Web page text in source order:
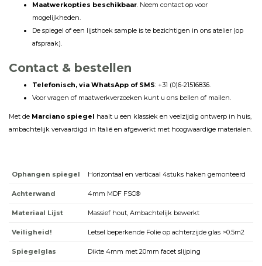
Maatwerkopties beschikbaar. Neem contact op voor
mogelijkheden.
De spiegel of een lijsthoek sample is te bezichtigen in ons atelier (op
afspraak).
Contact & bestellen
Telefonisch, via WhatsApp of SMS: +31 (0)6-21516836.
Voor vragen of maatwerkverzoeken kunt u ons bellen of mailen.
Met de Marciano spiegel haalt u een klassiek en veelzijdig ontwerp in huis,
ambachtelijk vervaardigd in Italië en afgewerkt met hoogwaardige materialen.
Ophangen spiegel Horizontaal en verticaal 4stuks haken gemonteerd
Achterwand 4mm MDF FSC®
Materiaal Lijst Massief hout, Ambachtelijk bewerkt
Veiligheid! Letsel beperkende Folie op achterzijde glas >0.5m2
Spiegelglas Dikte 4mm met 20mm facet slijping